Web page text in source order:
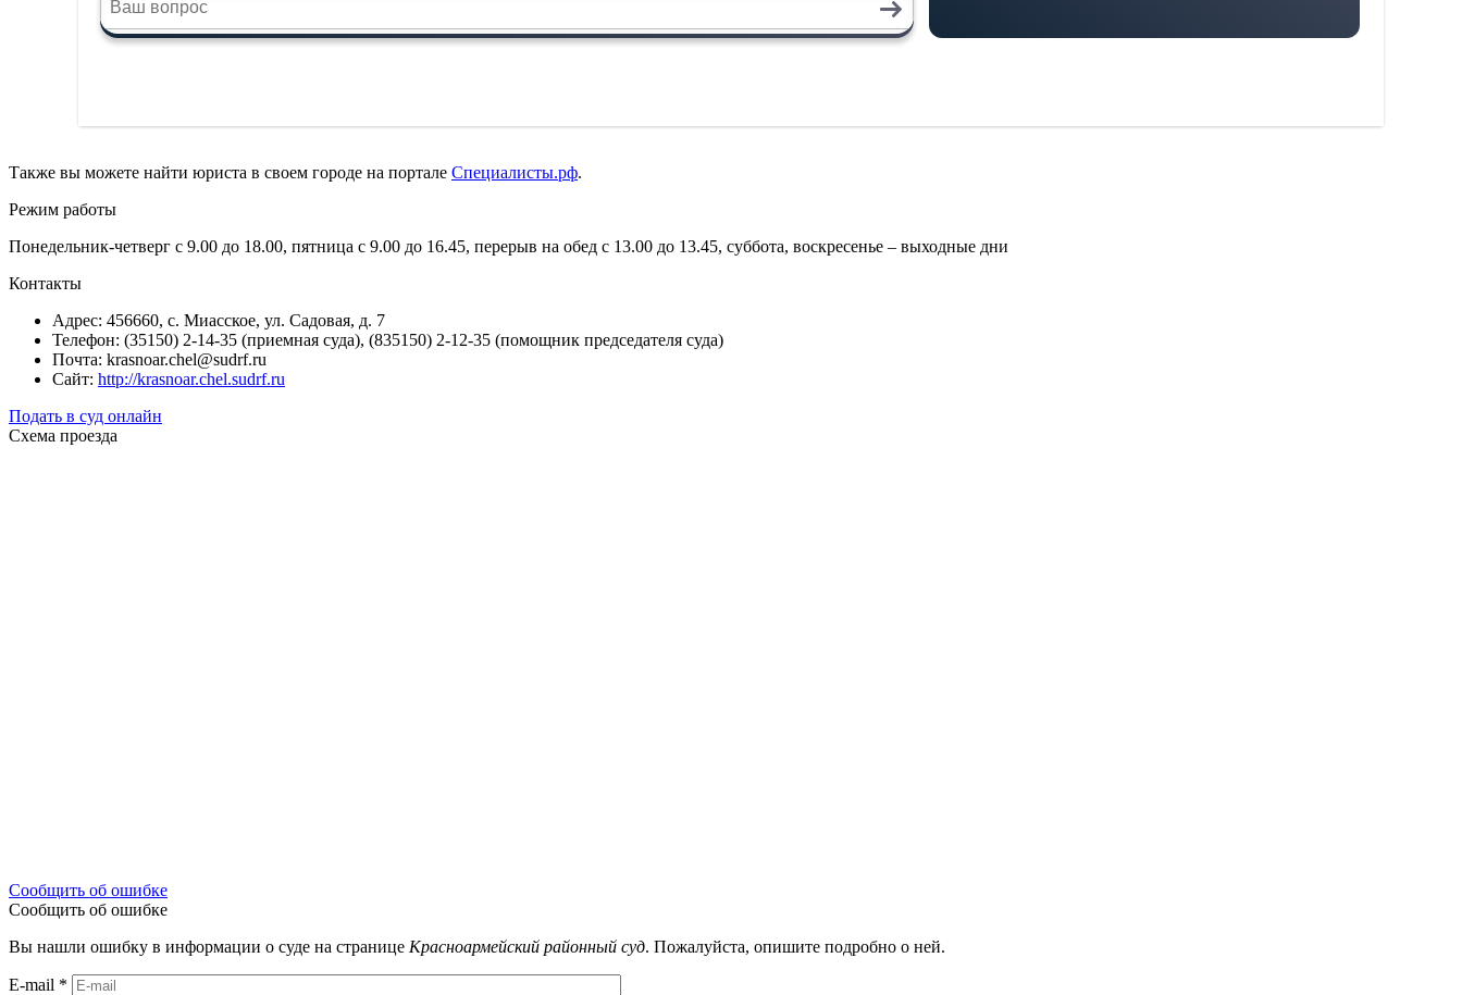
Также вы можете найти юриста в своем городе на портале Специалисты.рф.
Режим работы
Понедельник-четверг с 9.00 до 18.00, пятница с 9.00 до 16.45, перерыв на обед с 13.00 до 13.45, суббота, воскресенье – выходные дни
Контакты
Адрес: 456660, с. Миасское, ул. Садовая, д. 7
Телефон: (35150) 2-14-35 (приемная суда), (835150) 2-12-35 (помощник председателя суда)
Почта: krasnoar.chel@sudrf.ru
Сайт: http://krasnoar.chel.sudrf.ru
Подать в суд онлайн
Схема проезда
Сообщить об ошибке
Сообщить об ошибке
Вы нашли ошибку в информации о суде на странице Красноармейский районный суд. Пожалуйста, опишите подробно о ней.
E-mail *